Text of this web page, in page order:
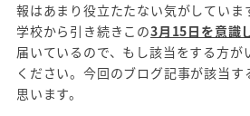
報はあまり役立たたない気がしていま
学校から引き続きこの3月15日を意識
届いているので、もし該当をする方が
ください。今回のブログ記事が該当す
思います。